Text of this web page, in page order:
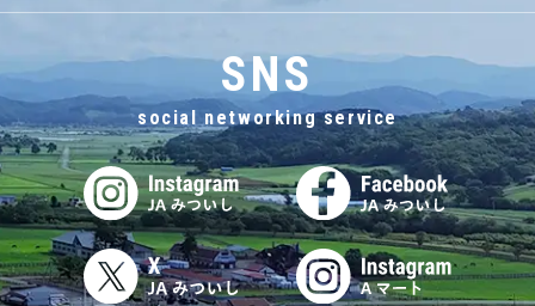
SNS
social networking service